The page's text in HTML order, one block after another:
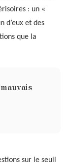
: un «
d’eux et des
que la
sur le seuil